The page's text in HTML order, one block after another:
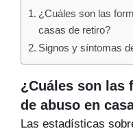
¿Cuáles son las
casas de retiro?
Signos y síntomas
¿Cuáles son las
de abuso en
Las estadísticas